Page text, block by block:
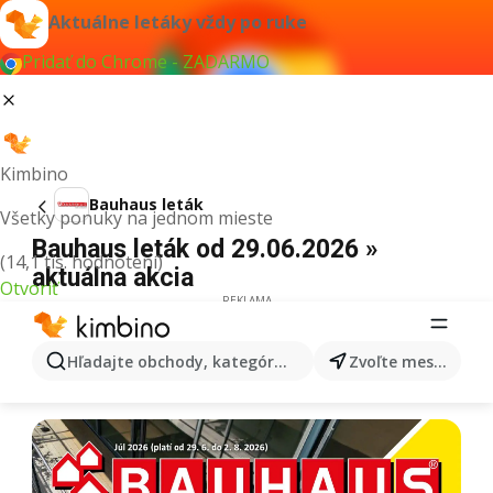
Aktuálne letáky vždy po ruke
Pridať do Chrome - ZADARMO
Kimbino
Všetky ponuky na jednom mieste
(14,1 tis. hodnotení)
Otvoriť
Hľadajte obchody, kategórie, produkty... Zvoľte mesto
Bauhaus leták
Bauhaus leták od 29.06.2026 »
aktuálna akcia
REKLAMA